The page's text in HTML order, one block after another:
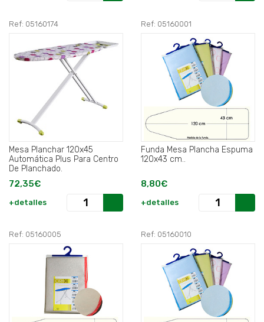
Ref: 05160174
Mesa Planchar 120x45
Automática Plus Para Centro
De Planchado.
72,35€
+detalles
Ref: 05160001
Funda Mesa Plancha Espuma
120x43 cm..
8,80€
+detalles
Ref: 05160005 Ref: 05160010